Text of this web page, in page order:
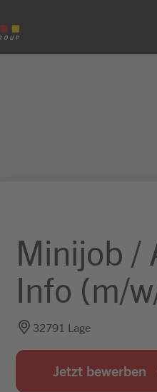
Minijob /
Info (m/
32791 Lage
Jetzt bewerben